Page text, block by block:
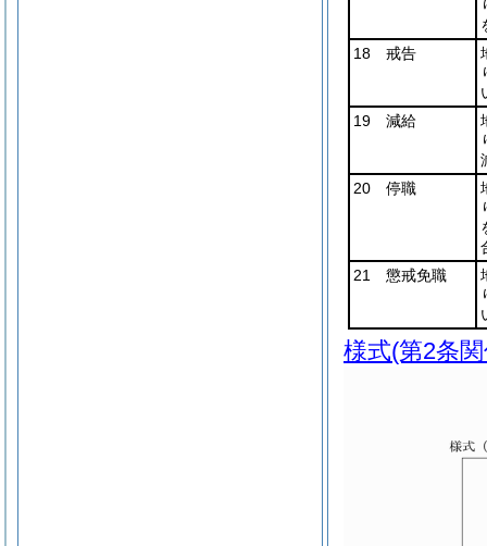
18 戒告
19 減給
20 停職
21 懲戒免職
様式(第2条